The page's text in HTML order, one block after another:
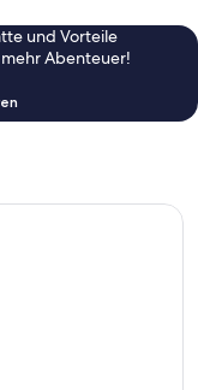
und Vorteile
Abenteuer!